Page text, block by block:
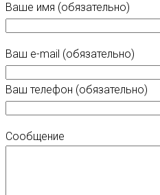
Ваше имя (обязательно)
Ваш e-mail (обязательно)
Ваш телефон (обязательно)
Сообщение